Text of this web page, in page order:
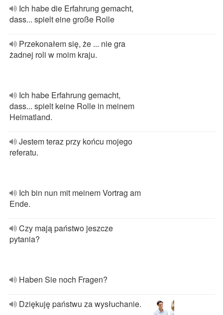
Ich habe die Erfahrung gemacht,
dass... spielt eine große Rolle
Przekonałem się, że ... nie gra
żadnej roli w moim kraju.
Ich habe Erfahrung gemacht,
dass... spielt keine Rolle in meinem
Heimatland.
Jestem teraz przy końcu mojego
referatu.
Ich bin nun mit meinem Vortrag am
Ende.
Czy mają państwo jeszcze
pytania?
Haben Sie noch Fragen?
Dziękuję państwu za wysłuchanie.